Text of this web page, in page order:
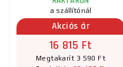
a szállítónál
Akciós ár
16 815 Ft
Megtakarít 3 590 Ft